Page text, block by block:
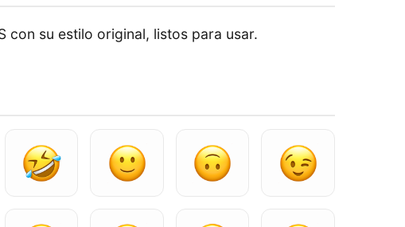
con su estilo original, listos para usar.